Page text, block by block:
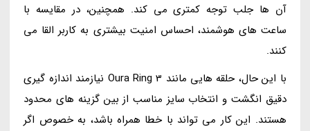
آن ها جلب توجه کمتری می کند. همچنین، در مقایسه با
ساعت های هوشمند، احساس امنیت بیشتری به کاربر القا می
کنند.
با این حال، حلقه هایی مانند Oura Ring 3 نیازمند اندازه گیری
دقیق انگشت و انتخاب سایز مناسب از بین گزینه های محدود
هستند. این کار می تواند با خطا همراه باشد، به خصوص اگر